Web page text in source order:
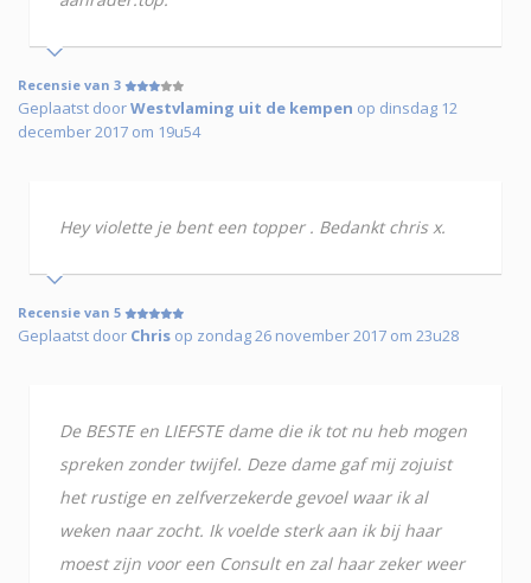
Recensie van 3
Geplaatst doorWestvlaming uit de kempen op dinsdag 12
december 2017 om 19u54
Hey violette je bent een topper . Bedankt chris x.
Recensie van 5
Geplaatst door Chris op zondag 26 november 2017 om 23u28
De BESTE en LIEFSTE dame die ik tot nu heb mogen
spreken zonder twijfel. Deze dame gaf mij zojuist
het rustige en zelfverzekerde gevoel waar ik al
weken naar zocht. Ik voelde sterk aan ik bij haar
moest zijn voor een Consult en zal haar zeker weer